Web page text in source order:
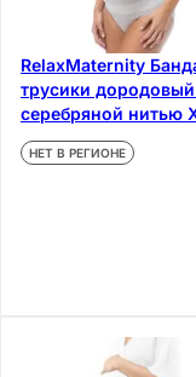
RelaxMaternity
трусики
серебряной нитью
Static размер S
НЕТ В РЕГИОНЕ